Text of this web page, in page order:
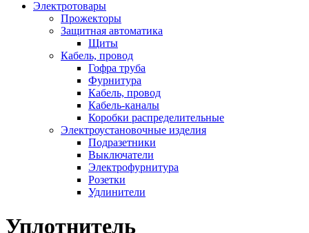
Электротовары
Прожекторы
Защитная автоматика
Щиты
Кабель, провод
Гофра труба
Фурнитура
Кабель, провод
Кабель-каналы
Коробки распределительные
Электроустановочные изделия
Подразетники
Выключатели
Электрофурнитура
Розетки
Удлинители
Уплотнитель